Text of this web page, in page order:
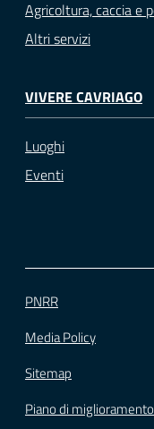
Agricoltura, caccia e
Altri servizi
VIVERE CAVRIAGO
Luoghi
Eventi
PNRR
Media Policy
Sitemap
Piano di